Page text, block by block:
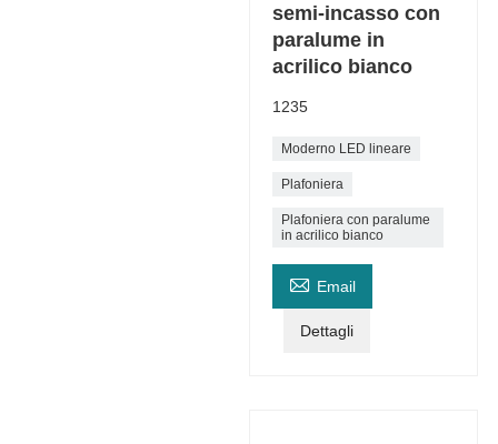
semi-incasso con
paralume in
acrilico bianco
1235
Moderno LED lineare
Plafoniera
Plafoniera con paralume
in acrilico bianco
 Email
Dettagli